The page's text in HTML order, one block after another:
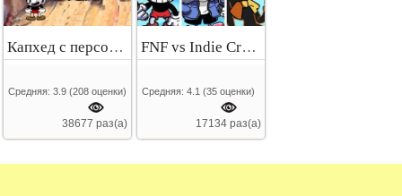
Капхед с персонажами
Средняя:3.9 (208 оценки)
38677 раз(а)
FNF vs Indie Cross
Средняя: 4.1 (35оценки)
17134 раз(а)